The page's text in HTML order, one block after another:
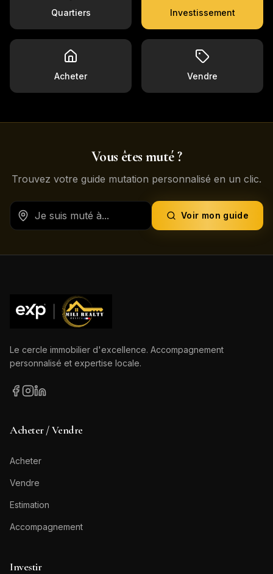
Quartiers Investissement
Acheter Vendre
Vous êtes muté ?
Trouvez votre guide mutation personnalisé en un clic.
Voir mon guide
Le cercle immobilier d'excellence. Accompagnement
personnalisé et expertise locale.
Acheter / Vendre
Acheter
Vendre
Estimation
Accompagnement
Investir